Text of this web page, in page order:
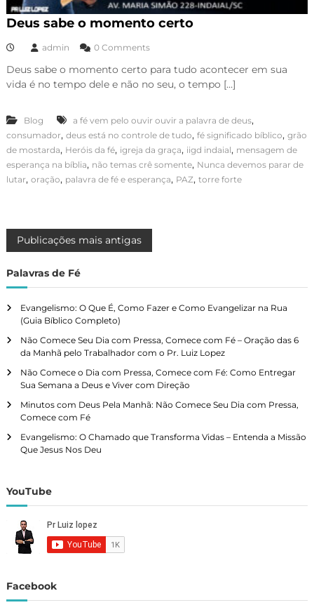
Deus sabe o momento certo
admin 0 Comments
Deus sabe o momento certo para tudo acontecer em sua
vida é no tempo dele e não no seu, o tempo […]
Blog a fé vem pelo ouvir ouvir a palavra de deus,
consumador, deus está no controle de tudo, fé significado bíblico, grão
de mostarda, Heróis da fé, igreja da graça, iigd indaial, mensagem de
esperança na bíblia, não temas crê somente, Nunca devemos parar de
lutar, oração, palavra de fé e esperança, PAZ, torre forte
N
a
v
e
g
a
ç
o
p
o
r
Publicações mais antigas
Palavras de Fé
Evangelismo: O Que É, Como Fazer e Como Evangelizar na Rua
(Guia Bíblico Completo)
Não Comece Seu Dia com Pressa, Comece com Fé – Oração das 6
da Manhã pelo Trabalhador com o Pr. Luiz Lopez
Não Comece o Dia com Pressa, Comece com Fé: Como Entregar
Sua Semana a Deus e Viver com Direção
Minutos com Deus Pela Manhã: Não Comece Seu Dia com Pressa,
Comece com Fé
Evangelismo: O Chamado que Transforma Vidas – Entenda a Missão
Que Jesus Nos Deu
YouTube
Facebook